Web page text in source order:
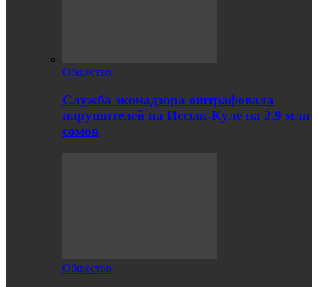
Общество
Служба эконадзора оштрафовала
нарушителей на Иссык-Куле на 2,9 млн
сомов
Общество